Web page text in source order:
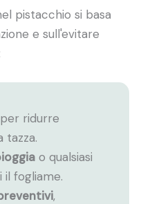
pistacchio si basa
e sull'evitare
per ridurre
tazza.
o qualsiasi
fogliame.
,